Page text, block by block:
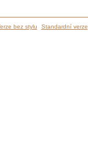
bez stylu Standardní verze